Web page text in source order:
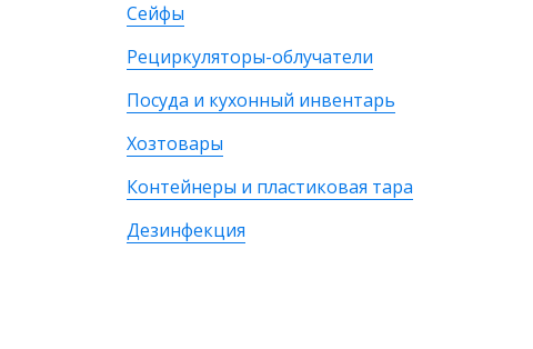
Сейфы
Рециркуляторы-облучатели
Посуда и кухонный инвентарь
Хозтовары
Контейнеры и пластиковая тара
Дезинфекция